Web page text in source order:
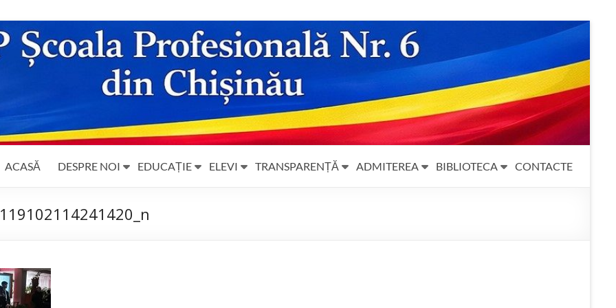
ACASĂ DESPRE NOI EDUCAȚIE ELEVI TRANSPARENȚĂ ADMITEREA BIBLIOTECA CONTACTE